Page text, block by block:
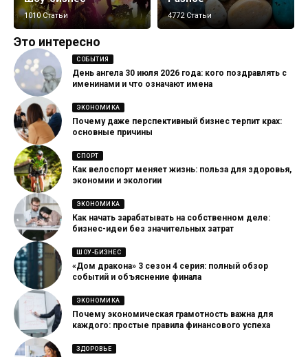
1010 Статьи 4772 Статьи
Это интересно
СОБЫТИЯ
День ангела 30 июля 2026 года: кого поздравлять с
именинами и что означают имена
ЭКОНОМИКА
Почему даже перспективный бизнес терпит крах:
основные причины
СПОРТ
Как велоспорт меняет жизнь: польза для здоровья,
экономии и экологии
ЭКОНОМИКА
Как начать зарабатывать на собственном деле:
бизнес-идеи без значительных затрат
ШОУ-БИЗНЕС
«Дом дракона» 3 сезон 4 серия: полный обзор
событий и объяснение финала
ЭКОНОМИКА
Почему экономическая грамотность важна для
каждого: простые правила финансового успеха
ЗДОРОВЬЕ